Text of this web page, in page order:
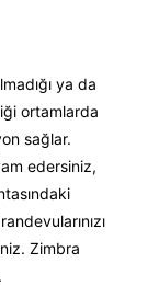
ya da
ortamlarda
sağlar.
edersiniz,
Zimbra